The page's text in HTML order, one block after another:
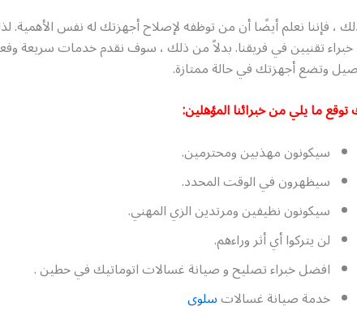
، فإننا نعلم أيضًا أن من توظفه لإصلاح أجهزتك له نفس الأهمية.
خبراء تقنيين في فريقنا. بدلاً من ذلك ، سوف نقدم خدمات سريعة
وتضع أجهزتك في حالة ممتازة.
ما يلي من خبرائنا المؤهلين:
سيكونون مهذبين ومحترمين.
سيظهرون في الوقت المحدد.
سيكونون نظيفين ومرتدين الزي المهني.
لن يتركوا أي أثر وراءهم.
افضل خبراء تصليح و صيانة غسالات اتوماتيك في حطين .
خدمة صيانة غسالاتسلوى